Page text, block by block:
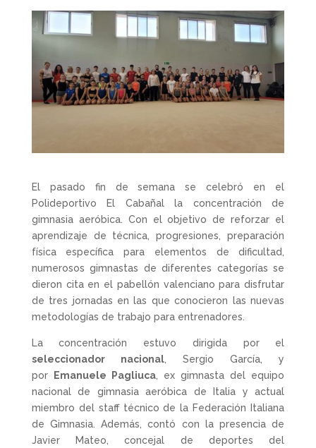
El pasado fin de semana se celebró en el
Polideportivo El Cabañal la concentración de
gimnasia aeróbica. Con el objetivo de reforzar el
aprendizaje de técnica, progresiones, preparación
física específica para elementos de dificultad,
numerosos gimnastas de diferentes categorías se
dieron cita en el pabellón valenciano para disfrutar
de tres jornadas en las que conocieron las nuevas
metodologías de trabajo para entrenadores.
La concentración estuvo dirigida por el
seleccionador nacional, Sergio García, y
por
Emanuele Pagliuca, ex gimnasta del equipo
nacional de gimnasia aeróbica de Italia y actual
miembro del staff técnico de la Federación Italiana
de Gimnasia. Además, contó con la presencia de
Javier Mateo, concejal de deportes del